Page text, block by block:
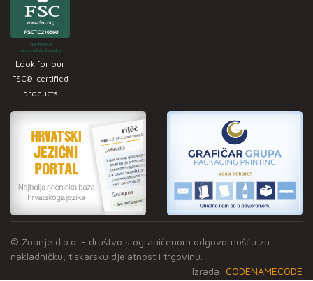
Look for our
FSC®-certified
products
© Znanje d.o.o. - društvo s ograničenom odgovornošću za
nakladničku, tiskarsku djelatnost i trgovinu.
Izrada: CODENAMECODE